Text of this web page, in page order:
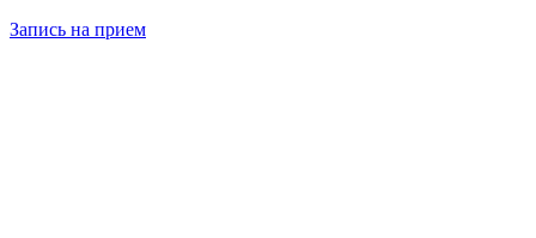
Запись на прием